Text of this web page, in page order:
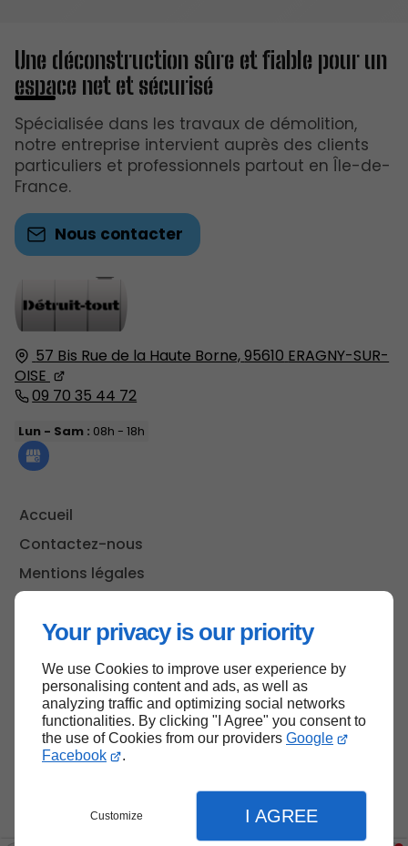
Your privacy is our priority
We use Cookies to improve user experience by
personalising content and ads, as well as
analyzing traffic and optimizing social networks
functionalities. By clicking "I Agree" you consent to
the use of Cookies from our providers Google
Facebook
.
Customize I AGREE
57 Bis Rue de la Haute Borne,95610 ERAGNY-SUR-
OISE
09 70 35 44 72
Lun - Sam : 08h - 18h
Accueil
Contactez-nous
Mentions légales
Une déconstruction sûre et fiable pour un
espace net et sécurisé
Spécialisée dans les travaux de démolition,
notre entreprise intervient auprès des clients
particuliers et professionnels partout en Île-de-
France.
Nous contacter
Haut de page